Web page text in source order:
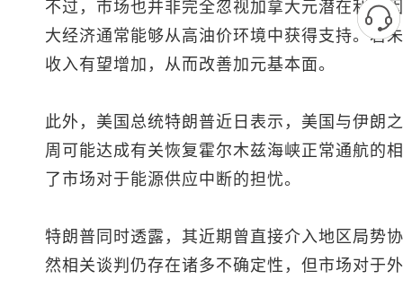
不过，市场也并非完全忽视加拿大元潜在利好
大经济通常能够从高油价环境中获得支持。若
收入有望增加，从而改善加元基本面。
此外，美国总统特朗普近日表示，美国与伊朗
周可能达成有关恢复霍尔木兹海峡正常通航的
了市场对于能源供应中断的担忧。
特朗普同时透露，其近期曾直接介入地区局势
然相关谈判仍存在诸多不确定性，但市场对于